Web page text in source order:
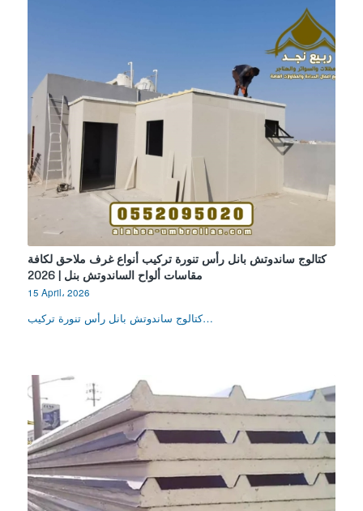
كتالوج ساندوتش بانل رأس تنورة تركيب أنواع غرف ملاحق لكافة
مقاسات ألواح الساندوتش بنل | 2026
15 April، 2026
كتالوج ساندوتش بانل رأس تنورة تركيب…